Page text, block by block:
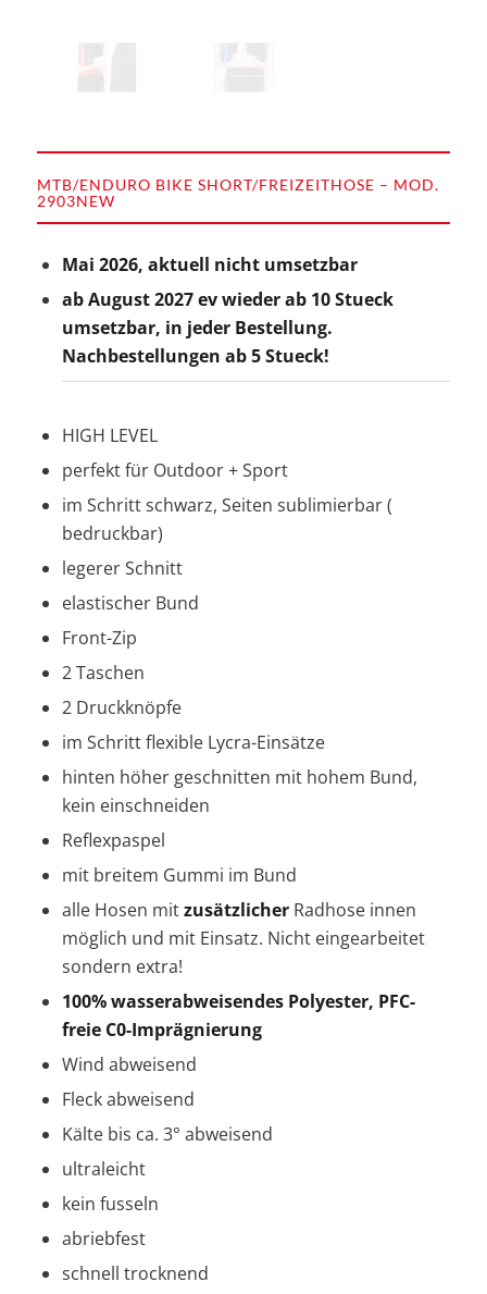
MTB/ENDURO BIKE SHORT/FREIZEITHOSE – MOD.
2903NEW
Mai 2026, aktuell nicht umsetzbar
ab August 2027 ev wieder ab 10 Stueck
umsetzbar, in jeder Bestellung.
Nachbestellungen ab 5 Stueck!
HIGH LEVEL
perfekt für Outdoor + Sport
im Schritt schwarz, Seiten sublimierbar (
bedruckbar)
legerer Schnitt
elastischer Bund
Front-Zip
2 Taschen
2 Druckknöpfe
im Schritt flexible Lycra-Einsätze
hinten höher geschnitten mit hohem Bund,
kein einschneiden
Reflexpaspel
mit breitem Gummi im Bund
alle Hosen mitzusätzlicherRadhose innen
möglich und mit Einsatz. Nicht eingearbeitet
sondern extra!
100% wasserabweisendes Polyester, PFC-
freie C0-Imprägnierung
Wind abweisend
Fleck abweisend
Kälte bis ca. 3° abweisend
ultraleicht
kein fusseln
abriebfest
schnell trocknend